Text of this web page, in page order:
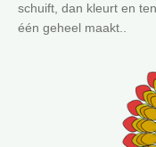
schuift, dan kleurt en
één geheel maakt..